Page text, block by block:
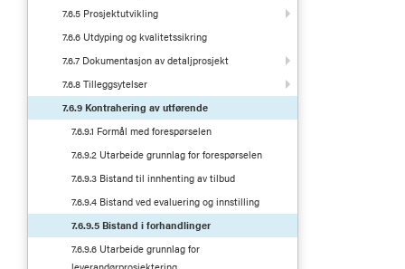
7.6.5 Prosjektutvikling
7.6.6 Utdyping og kvalitetssikring
7.6.7 Dokumentasjon av detaljprosjekt
7.6.8 Tilleggsytelser
7.6.9 Kontrahering av utførende
7.6.9.1 Formål med forespørselen
7.6.9.2 Utarbeide grunnlag for forespørselen
7.6.9.3 Bistand til innhenting av tilbud
7.6.9.4 Bistand ved evaluering og innstilling
7.6.9.5 Bistand i forhandlinger
7.6.9.6 Utarbeide grunnlag for